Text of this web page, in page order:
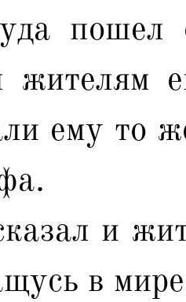
жителям
ему то
и
в